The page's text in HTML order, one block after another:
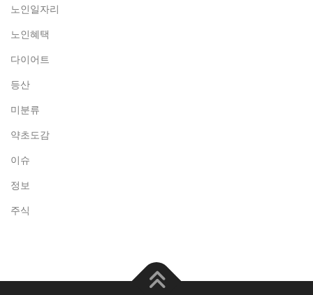
노인일자리
노인혜택
다이어트
등산
미분류
약초도감
이슈
정보
주식